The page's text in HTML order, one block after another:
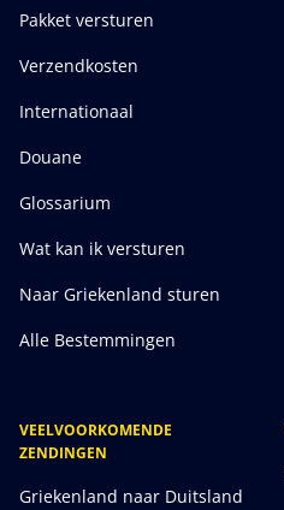
Pakket versturen
Verzendkosten
Internationaal
Douane
Glossarium
Wat kan ik versturen
Naar Griekenland sturen
Alle Bestemmingen
VEELVOORKOMENDE
ZENDINGEN
Griekenland naar Duitsland